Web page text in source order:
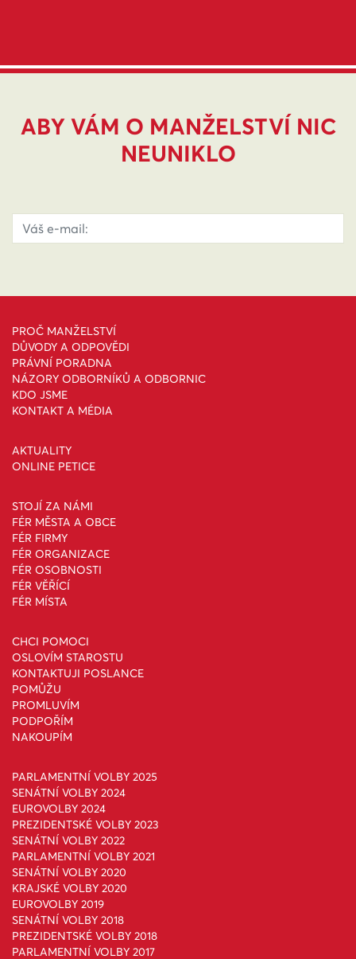
ABY VÁM O MANŽELSTVÍ NIC
NEUNIKLO
PROČ MANŽELSTVÍ
DŮVODY A ODPOVĚDI
PRÁVNÍ PORADNA
NÁZORY ODBORNÍKŮ A ODBORNIC
KDO JSME
KONTAKT A MÉDIA
AKTUALITY
ONLINE PETICE
STOJÍ ZA NÁMI
FÉR MĚSTA A OBCE
FÉR FIRMY
FÉR ORGANIZACE
FÉR OSOBNOSTI
FÉR VĚŘÍCÍ
FÉR MÍSTA
CHCI POMOCI
OSLOVÍM STAROSTU
KONTAKTUJI POSLANCE
POMŮŽU
PROMLUVÍM
PODPOŘÍM
NAKOUPÍM
PARLAMENTNÍ VOLBY 2025
SENÁTNÍ VOLBY 2024
EUROVOLBY 2024
PREZIDENTSKÉ VOLBY 2023
SENÁTNÍ VOLBY 2022
PARLAMENTNÍ VOLBY 2021
SENÁTNÍ VOLBY 2020
KRAJSKÉ VOLBY 2020
EUROVOLBY 2019
SENÁTNÍ VOLBY 2018
PREZIDENTSKÉ VOLBY 2018
PARLAMENTNÍ VOLBY 2017